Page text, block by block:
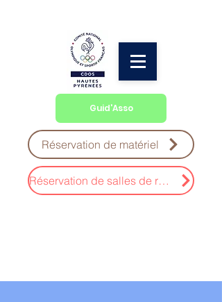
Réservation de matériel
Réservation de salles de réunion
Guid'Asso